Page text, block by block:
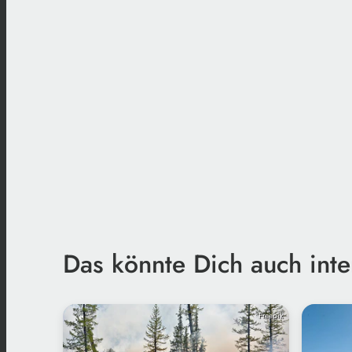
Das könnte Dich auch
Freepik